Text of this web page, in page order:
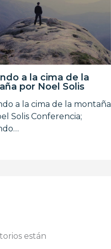
a la cima de la
por Noel Solis
a la cima de la montaña
Solis Conferencia;
están